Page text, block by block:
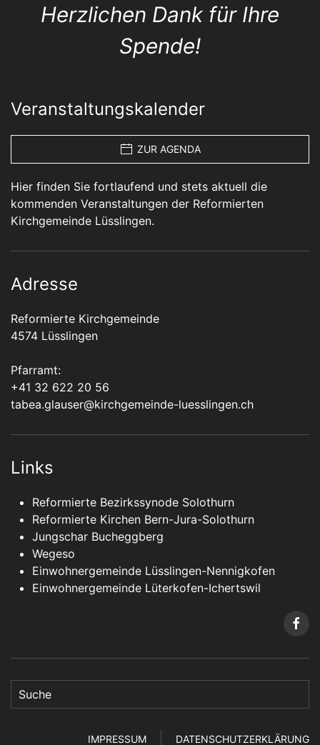
Herzlichen Dank für Ihre
Spende!
Veranstaltungskalender
ZUR AGENDA
Hier finden Sie fortlaufend und stets aktuell die
kommenden Veranstaltungen der Reformierten
Kirchgemeinde Lüsslingen.
Adresse
Reformierte Kirchgemeinde
4574 Lüsslingen
Pfarramt:
+41 32 622 20 56
tabea.glauser@kirchgemeinde-luesslingen.ch
Links
Reformierte Bezirkssynode Solothurn
Reformierte Kirchen Bern-Jura-Solothurn
Jungschar Bucheggberg
Wegeso
Einwohnergemeinde Lüsslingen-Nennigkofen
Einwohnergemeinde Lüterkofen-Ichertswil
IMPRESSUM DATENSCHUTZERKLÄRUNG